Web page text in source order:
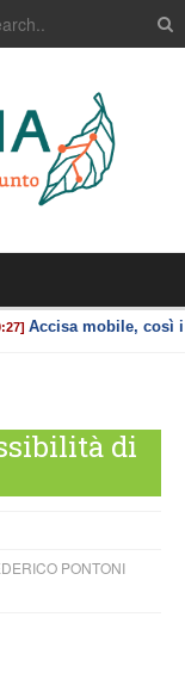
di
PONTONI